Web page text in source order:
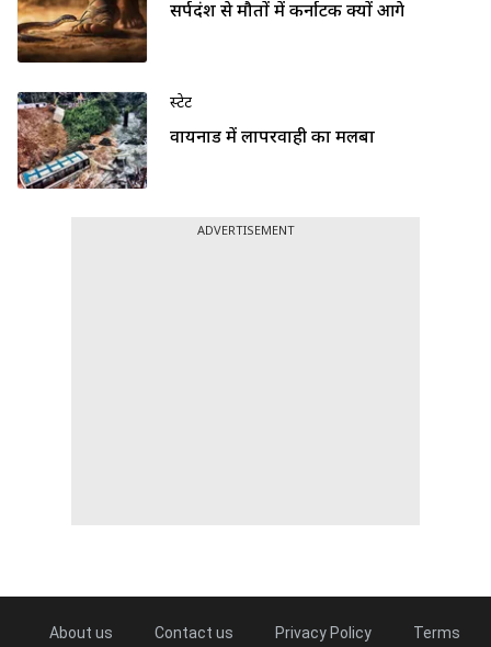
सर्पदंश से मौतों में कर्नाटक क्यों आगे
स्टेट
वायनाड में लापरवाही का मलबा
ADVERTISEMENT
About us Contact us Privacy Policy Terms